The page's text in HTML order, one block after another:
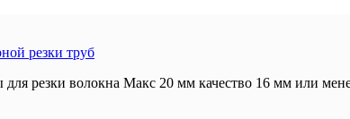
резки труб
резки волокна Макс 20 мм качество 16 мм или